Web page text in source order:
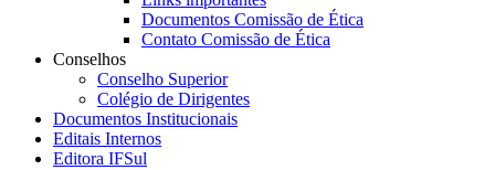
Documentos Comissão de Ética
Contato Comissão de Ética
Conselhos
Conselho Superior
Colégio de Dirigentes
Documentos Institucionais
Editais Internos
Editora IFSul